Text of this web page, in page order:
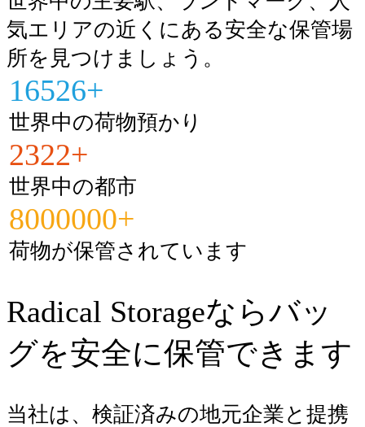
気エリアの近くにある安全な保管場
所を見つけましょう。
16526+
世界中の荷物預かり
2322+
世界中の都市
8000000+
荷物が保管されています
Radical Storageならバッ
グを安全に保管できます
当社は、検証済みの地元企業と提携